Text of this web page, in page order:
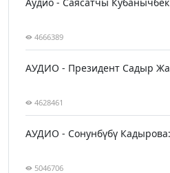
4666389
АУДИО - Президент Садыр
4628461
АУДИО - Сонунбүбү
5046706